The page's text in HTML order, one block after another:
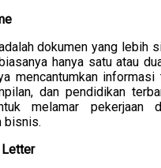
dokumen yang lebih
hanya satu atau
mencantumkan informasi
dan pendidikan
melamar pekerjaan
bisnis.
Letter